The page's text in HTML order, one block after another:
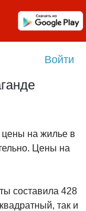
Войти
на жилье в
Цены на
составила 428
так и